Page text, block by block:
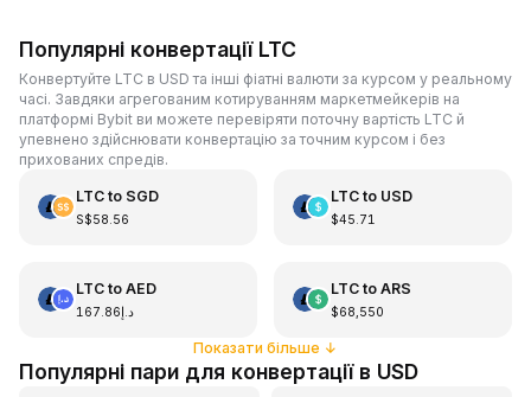
Популярні конвертації LTC
Конвертуйте LTC в USD та інші фіатні валюти за курсом у реальному
часі. Завдяки агрегованим котируванням маркетмейкерів на
платформі Bybit ви можете перевіряти поточну вартість LTC й
упевнено здійснювати конвертацію за точним курсом і без
прихованих спредів.
LTCto SGD
S$58.56
LTCto USD
$45.71
LTCto AED
د.إ167.86
LTCto ARS
$68,550
Показати більше ↓
Популярні пари для конвертації в USD